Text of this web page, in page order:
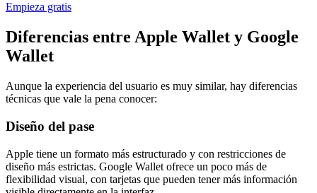
Empieza gratis
Diferencias entre Apple Wallet y Google
Wallet
Aunque la experiencia del usuario es muy similar, hay diferencias
técnicas que vale la pena conocer:
Diseño del pase
Apple tiene un formato más estructurado y con restricciones de
diseño más estrictas. Google Wallet ofrece un poco más de
flexibilidad visual, con tarjetas que pueden tener más información